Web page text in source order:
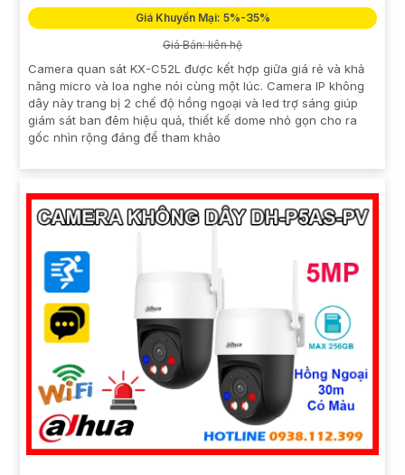
Giá Khuyến Mại: 5%-35%
Giá Bán: liên hệ
Camera quan sát KX-C52L được kết hợp giữa giá rẻ và khả
năng micro và loa nghe nói cùng một lúc. Camera IP không
dây này trang bị 2 chế độ hồng ngoại và led trợ sáng giúp
giám sát ban đêm hiệu quả, thiết kế dome nhỏ gọn cho ra
gốc nhìn rộng đáng để tham khảo